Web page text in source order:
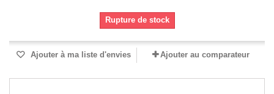
Rupture de stock
Ajouter à ma liste d'envies Ajouter au comparateur